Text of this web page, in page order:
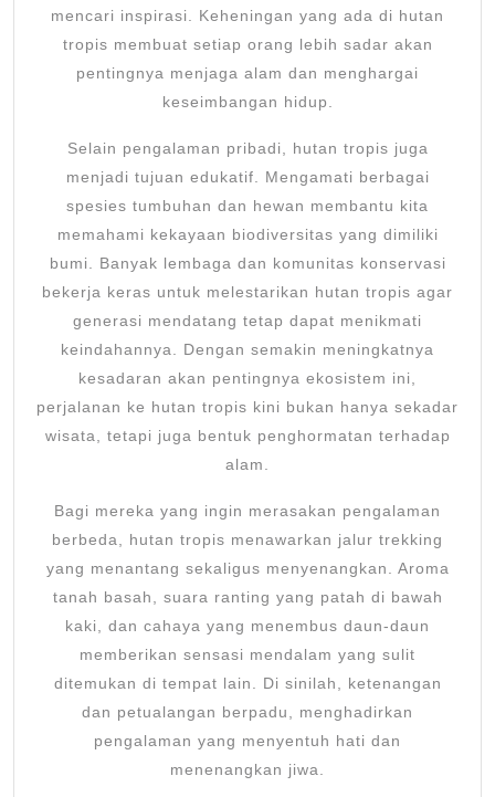
mencari inspirasi. Keheningan yang ada di hutan
tropis membuat setiap orang lebih sadar akan
pentingnya menjaga alam dan menghargai
keseimbangan hidup.
Selain pengalaman pribadi, hutan tropis juga
menjadi tujuan edukatif. Mengamati berbagai
spesies tumbuhan dan hewan membantu kita
memahami kekayaan biodiversitas yang dimiliki
bumi. Banyak lembaga dan komunitas konservasi
bekerja keras untuk melestarikan hutan tropis agar
generasi mendatang tetap dapat menikmati
keindahannya. Dengan semakin meningkatnya
kesadaran akan pentingnya ekosistem ini,
perjalanan ke hutan tropis kini bukan hanya sekadar
wisata, tetapi juga bentuk penghormatan terhadap
alam.
Bagi mereka yang ingin merasakan pengalaman
berbeda, hutan tropis menawarkan jalur trekking
yang menantang sekaligus menyenangkan. Aroma
tanah basah, suara ranting yang patah di bawah
kaki, dan cahaya yang menembus daun-daun
memberikan sensasi mendalam yang sulit
ditemukan di tempat lain. Di sinilah, ketenangan
dan petualangan berpadu, menghadirkan
pengalaman yang menyentuh hati dan
menenangkan jiwa.